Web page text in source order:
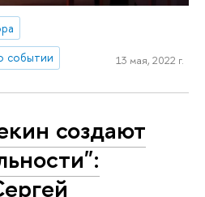
событии 13 мая, 2022 г.
создают